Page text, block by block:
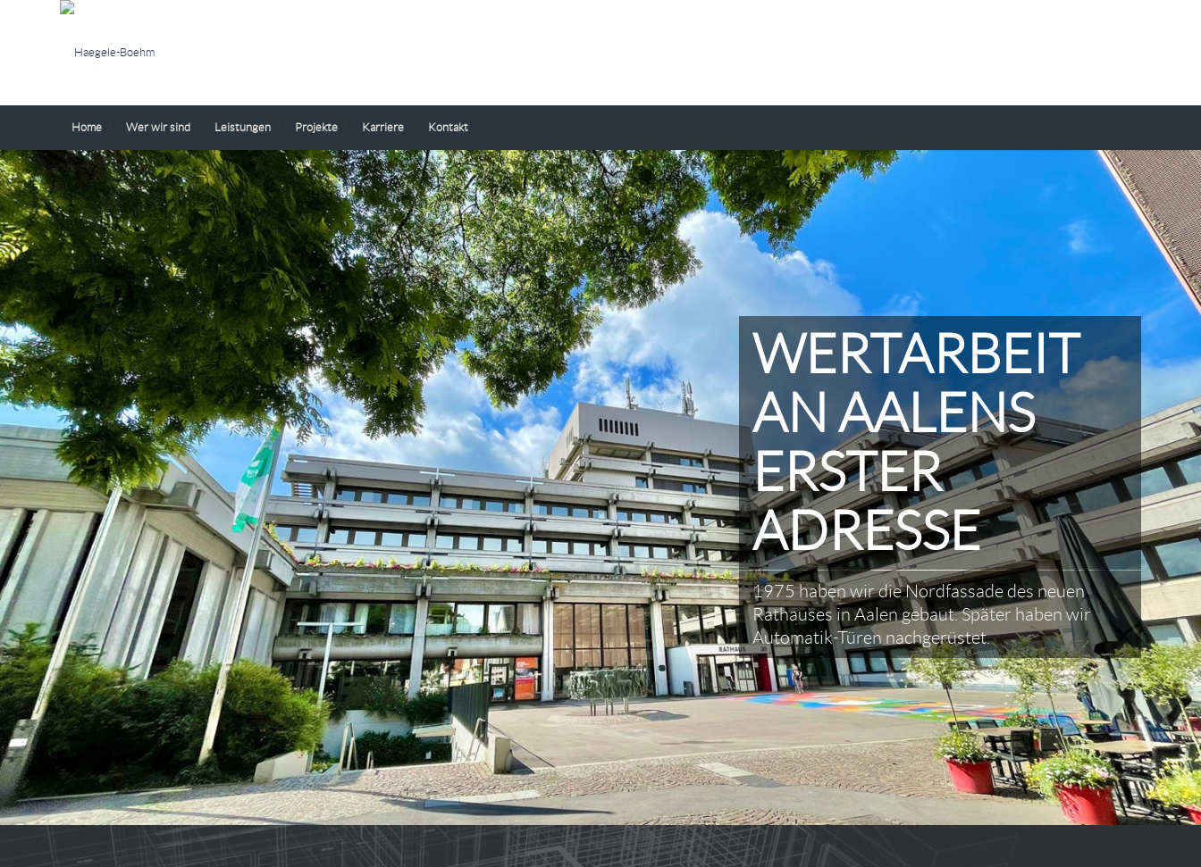
Home Wer wir sind Leistungen Projekte Karriere Kontakt
WERTARBEIT
AN AALENS
ERSTER
ADRESSE
1975 haben wir die Nordfassade des neuen
Rathauses in Aalen gebaut. Später haben wir
Automatik-Türen nachgerüstet.